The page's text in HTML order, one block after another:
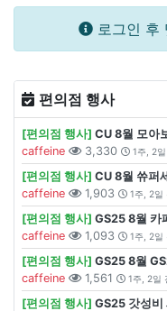
로그인 후
편의점 행사
[편의점 행사] CU 8월 모아
caffeine
3,330 1주, 2
[편의점 행사] CU 8월 쓔퍼
caffeine
1,903 1주, 2일
[편의점 행사] GS25 8월 카
caffeine
1,093 1주, 2일
[편의점 행사] GS25 8월
caffeine
1,561 1주, 2일
[편의점 행사] GS25 갓성비